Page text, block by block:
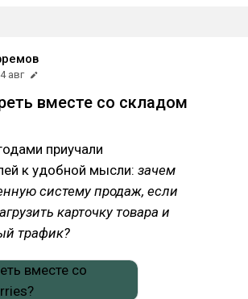
4 авг
вместе со складом
приучали
к удобной мысли: зачем
систему продаж, если
карточку товара и
трафик?